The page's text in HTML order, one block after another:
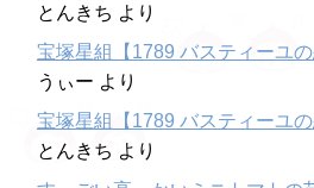
とんきち より
宝塚星組【1789 バスティーユ
うぃー より
宝塚星組【1789 バスティーユ
とんきち より